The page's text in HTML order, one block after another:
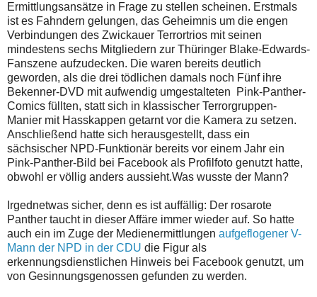
Ermittlungsansätze in Frage zu stellen scheinen. Erstmals
ist es Fahndern gelungen, das Geheimnis um die engen
Verbindungen des Zwickauer Terrortrios mit seinen
mindestens sechs Mitgliedern zur Thüringer Blake-Edwards-
Fanszene aufzudecken. Die waren bereits deutlich
geworden, als die drei tödlichen damals noch Fünf ihre
Bekenner-DVD mit aufwendig umgestalteten Pink-Panther-
Comics füllten, statt sich in klassischer Terrorgruppen-
Manier mit Hasskappen getarnt vor die Kamera zu setzen.
Anschließend hatte sich herausgestellt, dass ein
sächsischer NPD-Funktionär bereits vor einem Jahr ein
Pink-Panther-Bild bei Facebook als Profilfoto genutzt hatte,
obwohl er völlig anders aussieht.Was wusste der Mann?
Irgednetwas sicher, denn es ist auffällig: Der rosarote
Panther taucht in dieser Affäre immer wieder auf. So hatte
auch ein im Zuge der Medienermittlungen aufgeflogener V-
Mann der NPD in der CDU die Figur als
erkennungsdienstlichen Hinweis bei Facebook genutzt, um
von Gesinnungsgenossen gefunden zu werden.